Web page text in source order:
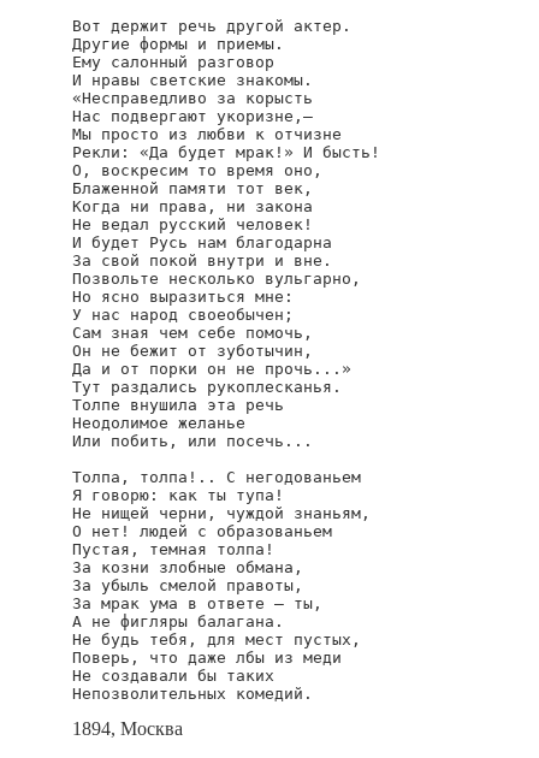
Вот держит речь другой актер.
Другие формы и приемы.
Ему салонный разговор
И нравы светские знакомы.
«Несправедливо за корысть
Нас подвергают укоризне,—
Мы просто из любви к отчизне
Рекли: «Да будет мрак!» И бысть!
О, воскресим то время оно,
Блаженной памяти тот век,
Когда ни права, ни закона
Не ведал русский человек!
И будет Русь нам благодарна
За свой покой внутри и вне.
Позвольте несколько вульгарно,
Но ясно выразиться мне:
У нас народ своеобычен;
Сам зная чем себе помочь,
Он не бежит от зуботычин,
Да и от порки он не прочь...»
Тут раздались рукоплесканья.
Толпе внушила эта речь
Неодолимое желанье
Или побить, или посечь...
Толпа, толпа!.. С негодованьем
Я говорю: как ты тупа!
Не нищей черни, чуждой знаньям,
О нет! людей с образованьем
Пустая, темная толпа!
За козни злобные обмана,
За убыль смелой правоты,
За мрак ума в ответе — ты,
А не фигляры балагана.
Не будь тебя, для мест пустых,
Поверь, что даже лбы из меди
Не создавали бы таких
Непозволительных комедий.
1894, Москва